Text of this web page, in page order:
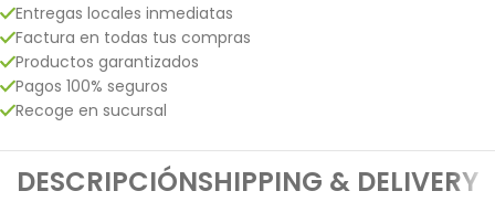
Entregas locales inmediatas
Factura en todas tus compras
Productos garantizados
Pagos 100% seguros
Recoge en sucursal
DESCRIPCIÓNSHIPPING & DELIVERY